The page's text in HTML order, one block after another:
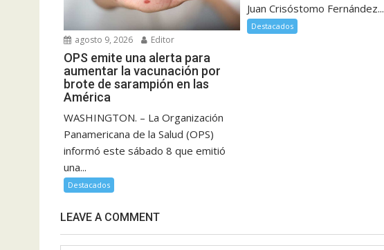
agosto 9, 2026 Editor
OPS emite una alerta para
aumentar la vacunación por
brote de sarampión en las
América
WASHINGTON. – La Organización
Panamericana de la Salud (OPS)
informó este sábado 8 que emitió
una...
Destacados
Juan Crisóstomo Fernández...
Destacados
LEAVE A COMMENT